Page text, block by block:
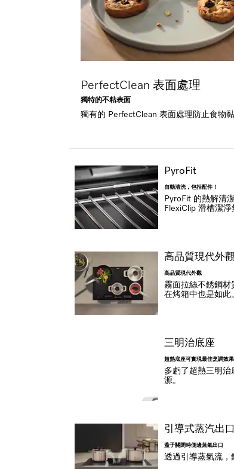
PerfectClean 表面處理
獨特的不粘表面
獨有的 PerfectClean 表面處理防止食物
PyroFit
自動清洗，包括配件！
PyroFit 的熱解清
FlexiClip 滑槽潔淨
高品質現代外
高品質現代外觀
霧面拉絲不銹鋼材
在烤箱中也是如此
三明治底座
超熱底座可實現最佳烹調效果
多虧了超熱三明
源。
引導式蒸汽出口
蓋子關閉時側邊蒸氣出口
透過引導蒸氣流，